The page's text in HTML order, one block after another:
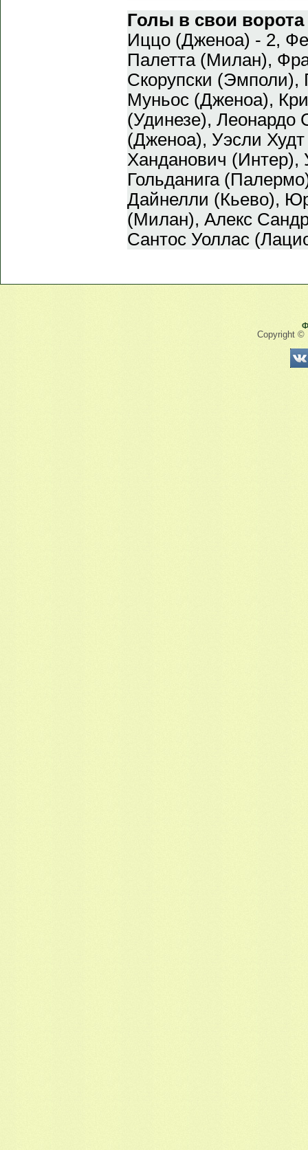
Голы в свои
Иццо (Дженоа) - 2,
Палетта (Милан),
Скорупски (Эмполи),
Муньос (Дженоа),
(Удинезе), Леонардо
(Дженоа), Уэсли
Ханданович (Интер),
Гольданига
Дайнелли (Кьево),
(Милан), Алекс
Сантос Уоллас
Copyright ©